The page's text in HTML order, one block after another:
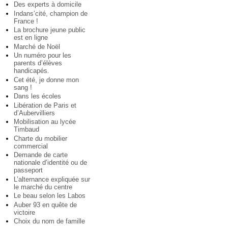
Des experts à domicile
Indans’cité, champion de
France !
La brochure jeune public
est en ligne
Marché de Noël
Un numéro pour les
parents d’élèves
handicapés.
Cet été, je donne mon
sang !
Dans les écoles
Libération de Paris et
d’Aubervilliers
Mobilisation au lycée
Timbaud
Charte du mobilier
commercial
Demande de carte
nationale d’identité ou de
passeport
L’alternance expliquée sur
le marché du centre
Le beau selon les Labos
Auber 93 en quête de
victoire
Choix du nom de famille